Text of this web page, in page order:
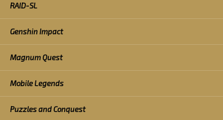
RAID-SL
Genshin Impact
Magnum Quest
Mobile Legends
Puzzles and Conquest